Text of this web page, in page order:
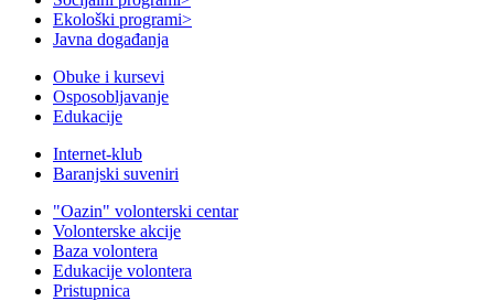
Ekološki programi>
Javna događanja
Obuke i kursevi
Osposobljavanje
Edukacije
Internet-klub
Baranjski suveniri
"Oazin" volonterski centar
Volonterske akcije
Baza volontera
Edukacije volontera
Pristupnica